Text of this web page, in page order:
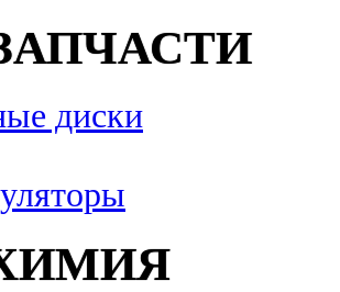
диски